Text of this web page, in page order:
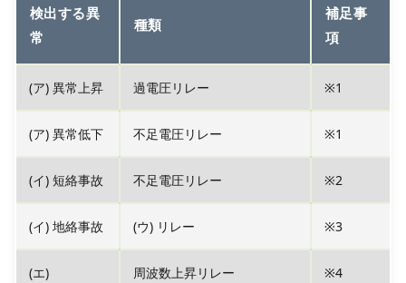
検出する異
常
種類
補足事
項
(ア) 異常上昇 過電圧リレー ※1
(ア) 異常低下 不足電圧リレー ※1
(イ) 短絡事故 不足電圧リレー ※2
(イ) 地絡事故 (ウ) リレー ※3
(エ) 周波数上昇リレー ※4